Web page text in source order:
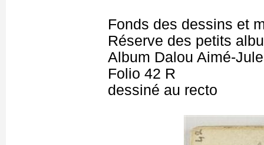
Fonds des dessins et
Réserve des petits
Album Dalou Aimé-
Folio 42 R
dessiné au recto